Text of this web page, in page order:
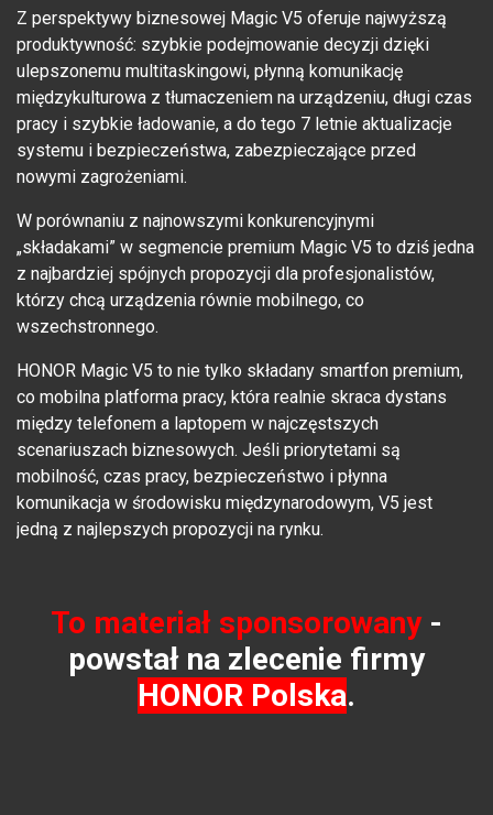
Z perspektywy biznesowej Magic V5 oferuje najwyższą
produktywność: szybkie podejmowanie decyzji dzięki
ulepszonemu multitaskingowi, płynną komunikację
międzykulturowa z tłumaczeniem na urządzeniu, długi czas
pracy i szybkie ładowanie, a do tego 7 letnie aktualizacje
systemu i bezpieczeństwa, zabezpieczające przed
nowymi zagrożeniami.
W porównaniu z najnowszymi konkurencyjnymi
„składakami” w segmencie premium Magic V5 to dziś jedna
z najbardziej spójnych propozycji dla profesjonalistów,
którzy chcą urządzenia równie mobilnego, co
wszechstronnego.
HONOR Magic V5 to nie tylko składany smartfon premium,
co mobilna platforma pracy, która realnie skraca dystans
między telefonem a laptopem w najczęstszych
scenariuszach biznesowych. Jeśli priorytetami są
mobilność, czas pracy, bezpieczeństwo i płynna
komunikacja w środowisku międzynarodowym, V5 jest
jedną z najlepszych propozycji na rynku.
To materiał sponsorowany-
powstał na zlecenie firmy
HONOR Polska.